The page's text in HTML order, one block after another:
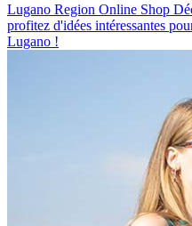
Lugano Region Online Shop
profitez d'idées intéressantes
Lugano !